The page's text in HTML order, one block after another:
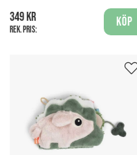
349 kr
Rek. pris:
Köp